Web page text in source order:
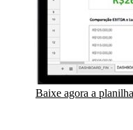
Baixe agora a